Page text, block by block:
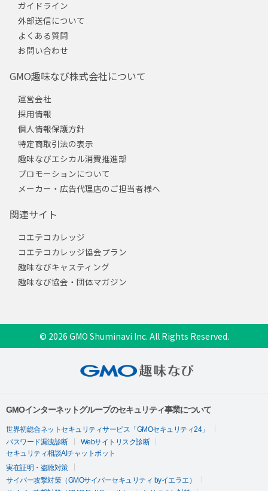
ガイドライン
外部送信について
よくある質問
お問い合わせ
GMO趣味なび株式会社について
運営会社
採用情報
個人情報保護方針
特定商取引法の表示
趣味なびエシカル消費推進部
プロモーションについて
メーカー・広告代理店のご担当者様へ
関連サイト
コエテコカレッジ
コエテコカレッジ協会プラン
趣味なびキャスティング
趣味なび協会・団体マガジン
© 2026 GMO Shuminavi Inc. All Rights Reserved.